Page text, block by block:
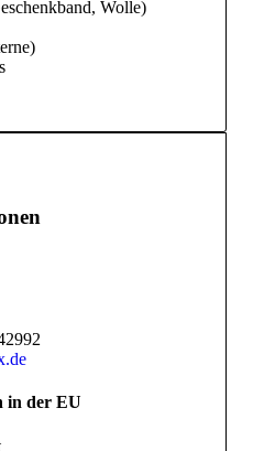
Wolle)
in der EU